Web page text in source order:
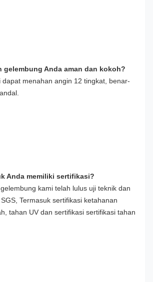
gelembung Anda aman dan kokoh?
dapat menahan angin 12 tingkat, benar-
Anda memiliki sertifikasi?
kami telah lulus uji teknik dan
Termasuk sertifikasi ketahanan
tahan UV dan sertifikasi sertifikasi tahan